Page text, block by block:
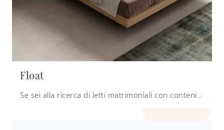
Float
Se sei alla ricerca di letti matrimoniali con contenitore, ecco qui il modello Float in melaminico per arricchire la zona notte.